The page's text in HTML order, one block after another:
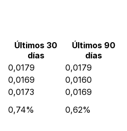
Últimos 30
días
Últimos 90
días
0,0179
0,0179
0,0169
0,0160
0,0173
0,0169
0,74% 0,62%